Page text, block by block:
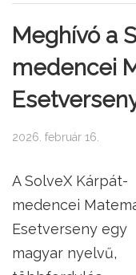
Meghívó a
medencei
2026. február 16.
A SolveX Kárpát-
medencei
Esetverseny egy
magyar nyelvű,